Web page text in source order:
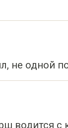
не одной
водится с